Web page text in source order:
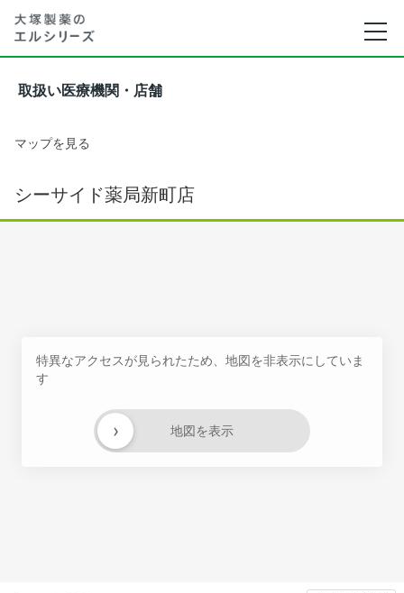
取扱い医療機関・店舗
マップを見る
シーサイド薬局新町店
特異なアクセスが見られたため、地図を非表示にしていま
す
地図を表示
›